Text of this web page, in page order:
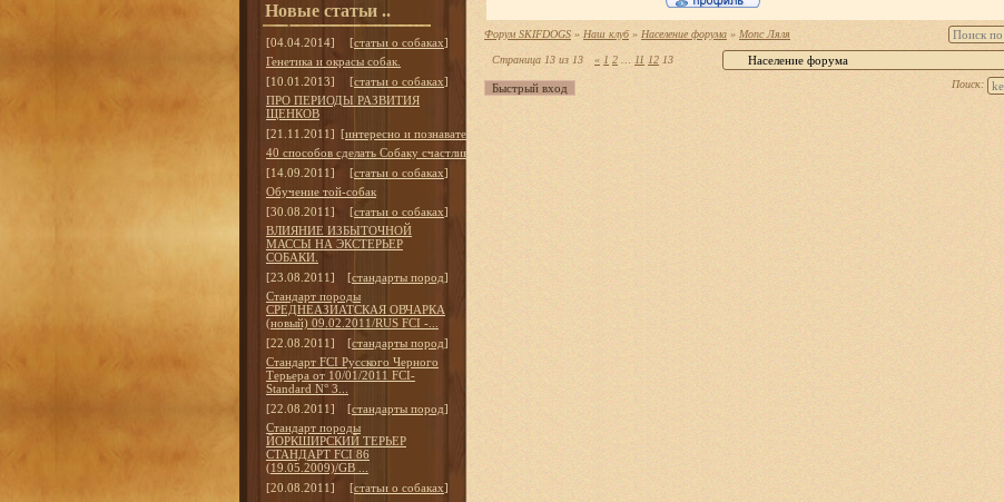
Новые статьи ..
[04.04.2014] [статьи о собаках]
Генетика и окрасы собак.
[10.01.2013]
[статьи о собаках]
ПРО ПЕРИОДЫ РАЗВИТИЯ
ЩЕНКОВ
[21.11.2011] [интересно и познавательно
40 способов сделать Собаку счастливой
[14.09.2011]
[статьи о собаках]
Обучение той-собак
[30.08.2011]
[статьи о собаках]
ВЛИЯНИЕ ИЗБЫТОЧНОЙ
МАССЫ НА ЭКСТЕРЬЕР
СОБАКИ.
[23.08.2011]
[стандарты пород]
Стандарт породы
СРЕДНЕАЗИАТСКАЯ ОВЧАРКА
(новый) 09.02.2011/RUS FCI -...
[22.08.2011]
[стандарты пород]
Стандарт FCI Русского Черного
Терьера от 10/01/2011 FCI-
Standard N° 3...
[22.08.2011]
[стандарты пород]
Стандарт породы
ЙОРКШИРСКИЙ ТЕРЬЕР
СТАНДАРТ FCI 86
(19.05.2009)/GB ...
[20.08.2011]
[статьи о собаках]
Форум SKIFDOGS » Наш клуб » Население форума » Мопс Ляля
Страница 13 из 13 « 1 2 11 12 13
Поиск: